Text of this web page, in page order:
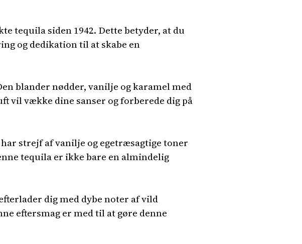
tequila siden 1942. Dette betyder, at du
og dedikation til at skabe en
blander nødder, vanilje og karamel med
vil vække dine sanser og forberede dig på
strejf af vanilje og egetræsagtige toner
tequila er ikke bare en almindelig
dig med dybe noter af vild
eftersmag er med til at gøre denne